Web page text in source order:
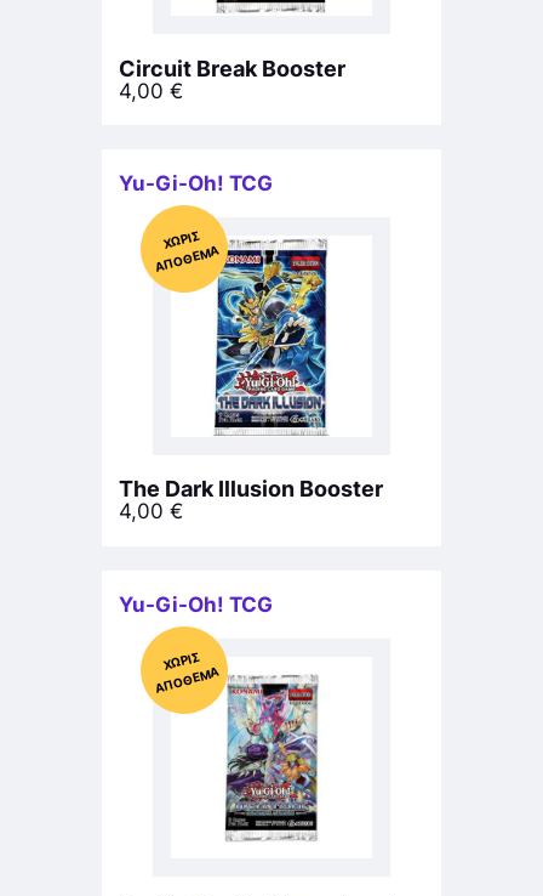
Circuit Break Booster
4,00 €
Yu-Gi-Oh! TCG
Χ
ΩΡΊΣ
Α
Π
Ό
ΘΕ
ΜΑ
The Dark Illusion Booster
4,00 €
Yu-Gi-Oh! TCG
Χ
ΩΡΊΣ
Α
Π
Ό
ΘΕ
ΜΑ